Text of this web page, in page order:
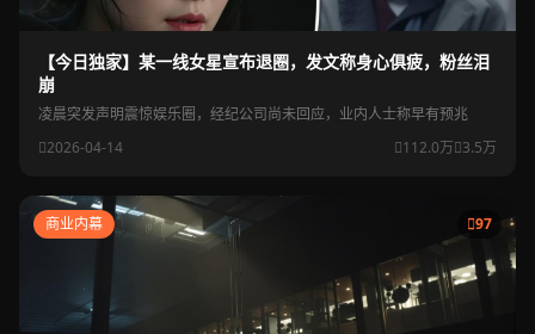
【今日独家】某一线女星宣布退圈，发文称身心俱疲，粉丝泪
崩
凌晨突发声明震惊娱乐圈，经纪公司尚未回应，业内人士称早有预兆
2026-04-14
112.0万 3.5万
商业内幕 97